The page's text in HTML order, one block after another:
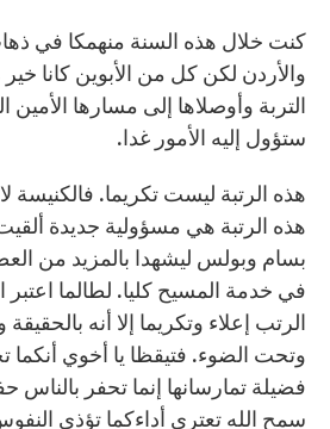
كنت خلال هذه السنة منهمكا في
والأردن لكن كل من الأبوين كانا
التربة وأوصلاها إلى مسارها الأمين
ستؤول إليه الأمور غدا.
هذه الرتبة ليست تكريما. فالكنيسة
هذه الرتبة هي مسؤولية جديدة
بسام وبولس ليشهدا بالمزيد من
في خدمة المسيح كليا. لطالما
الرتب إعلاء وتكريما إلا أنه
وتحت الضوء. فتيقظا يا أخوي
فضيلة تمارسانها إنما تحفر بالناس
سمح الله تعتري أداءكما تؤذي